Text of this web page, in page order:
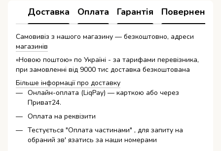
Доставка Оплата Гарантія Повернення
Самовивіз з нашого магазину — безкоштовно, адреси
магазинів
«Новою поштою» по Україні - за тарифами перевізника,
при замовленні від 9000 тис доставка безкоштована
Більше інформації про доставку
Онлайн-оплата (LiqPay) — карткою або через
Приват24.
Оплата на реквізити
Тестується "Оплата частинами" , для запиту на
обраний зв' язатись за наши номерами